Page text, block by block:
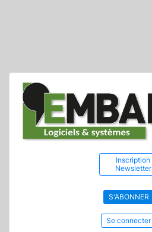
Inscription
Newsletter
S'ABONNER
Se connecter